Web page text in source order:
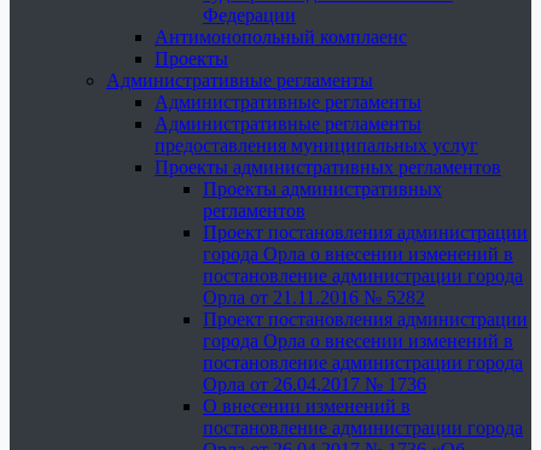
Федерации
Антимонопольный комплаенс
Проекты
Административные регламенты
Административные регламенты
Административные регламенты
предоставления муниципальных услуг
Проекты административных регламентов
Проекты административных
регламентов
Проект постановления администрации
города Орла о внесении изменений в
постановление администрации города
Орла от 21.11.2016 № 5282
Проект постановления администрации
города Орла о внесении изменений в
постановление администрации города
Орла от 26.04.2017 № 1736
О внесении изменений в
постановление администрации города